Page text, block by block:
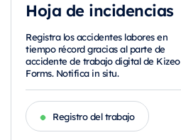
Hoja de incidencias
Registra los accidentes labores en
tiempo récord gracias al parte de
accidente de trabajo digital de Kizeo
Forms. Notifica in situ.
Registro del trabajo